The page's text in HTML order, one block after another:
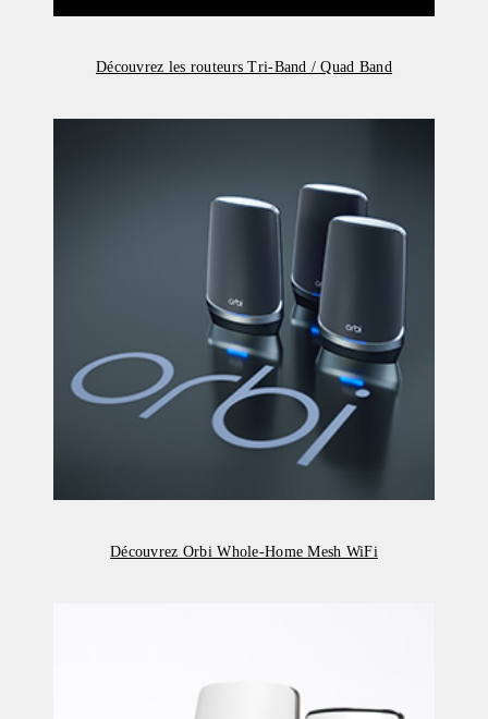
Découvrez les routeurs Tri-Band / Quad Band
Découvrez Orbi Whole-Home Mesh WiFi